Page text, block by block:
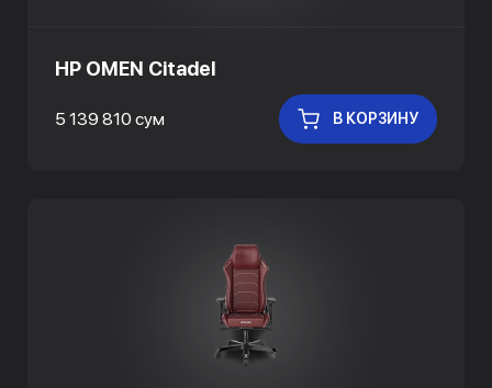
HP OMEN Citadel
5 139 810 сум В КОРЗИНУ